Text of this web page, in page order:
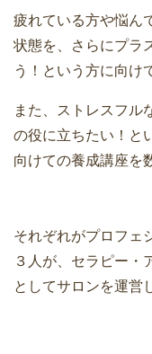
疲れている方や悩ん
状態を、さらにプラ
う！という方に向け
また、ストレスフル
の役に立ちたい！と
向けての養成講座を
それぞれがプロフェ
３人が、セラピー・
としてサロンを運営